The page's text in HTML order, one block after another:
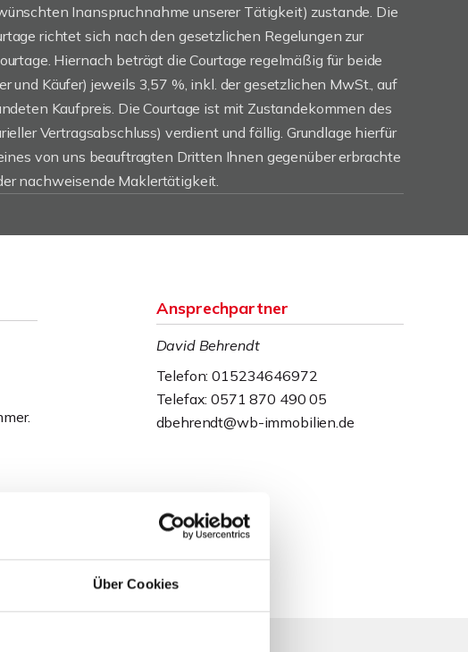
Über Cookies
Inanspruchnahme unserer Tätigkeit) zustande. Die
richtet sich nach den gesetzlichen Regelungen zur
Hiernach beträgt die Courtage regelmäßig für beide
und Käufer) jeweils 3,57 %, inkl. der gesetzlichen MwSt., auf
Kaufpreis. Die Courtage ist mit Zustandekommen des
Vertragsabschluss) verdient und fällig. Grundlage hierfür
von uns beauftragten Dritten Ihnen gegenüber erbrachte
nachweisende Maklertätigkeit.
Ansprechpartner
David Behrendt
Telefon: 015234646972
Telefax: 0571 870 490 05
dbehrendt@wb-immobilien.de